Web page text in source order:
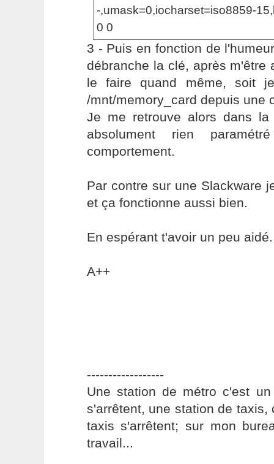
-,umask=0,iocharset=iso8859-
0 0
3 - Puis en fonction de
débranche la clé, après m'être
le faire quand même, soit
/mnt/memory_card depuis une
Je me retrouve alors dans
absolument rien
comportement.
Par contre sur une Slackware
et ça fonctionne aussi bien.
En espérant t'avoir un peu aidé.
A++
------------------
Une station de métro c'est
s'arrêtent, une station de taxis,
taxis s'arrêtent; sur mon
travail...